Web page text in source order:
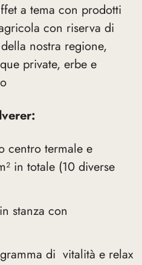
a tema con prodotti
con riserva di
nostra regione,
private, erbe e
centro termale e
in totale (10 diverse
stanza con
di vitalità e relax